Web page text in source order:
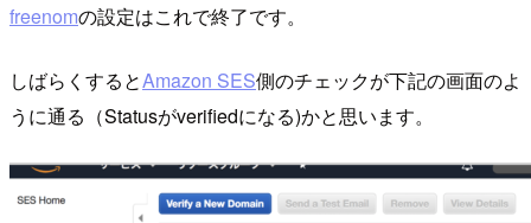
freenomの設定はこれで終了です。
しばらくするとAmazon SES側のチェックが下記の画面のよ
うに通る（Statusがverifiedになる)かと思います。